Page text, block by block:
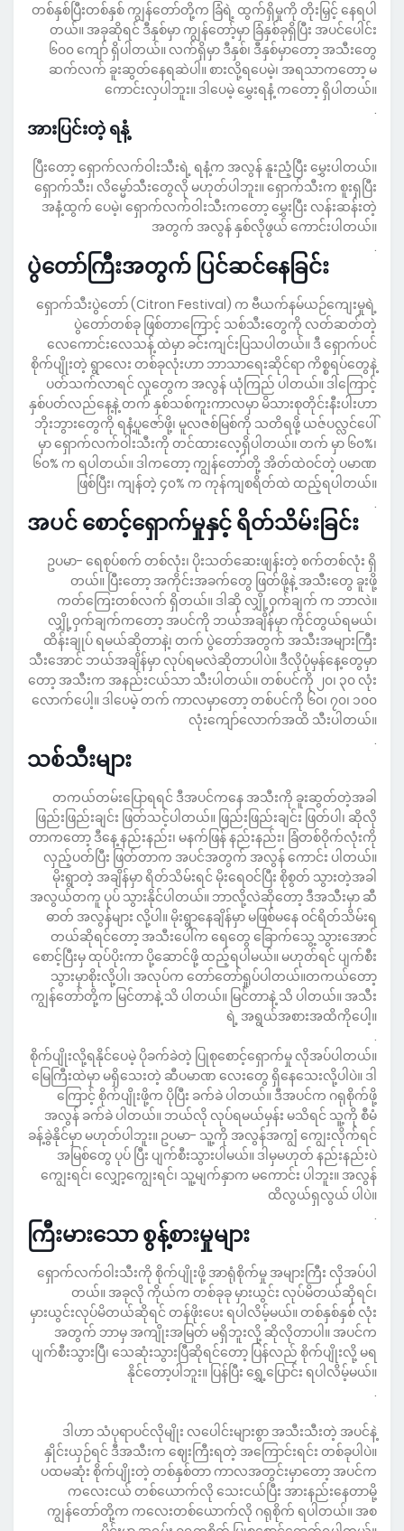
တစ်နှစ်ပြီးတစ်နှစ် ကျွန်တော်တို့က ခြံရဲ့ ထွက်ရှိမှုကို တိုးမြှင့် နေရပါ
တယ်။ အခုဆိုရင် ဒီနှစ်မှာ ကျွန်တော့်မှာ ခြံနှစ်ခုရှိပြီး အပင်ပေါင်း
၆၀၀ ကျော် ရှိပါတယ်။ လက်ရှိမှာ ဒီနှစ်၊ ဒီနှစ်မှာတော့ အသီးတွေ
ဆက်လက် ခူးဆွတ်နေရဆဲပါ။ စားလို့ရပေမဲ့၊ အရသာကတော့ မ
ကောင်းလှပါဘူး။ ဒါပေမဲ့ မွှေးရနံ့ ကတော့ ရှိပါတယ်။
.
အားပြင်းတဲ့ ရနံ့
ပြီးတော့ ရှောက်လက်ဝါးသီးရဲ့ ရနံ့က အလွန် နူးညံ့ပြီး မွှေးပါတယ်။
ရှောက်သီး၊ လိမ္မော်သီးတွေလို မဟုတ်ပါဘူး။ ရှောက်သီးက စူးရှပြီး
အနံ့ထွက် ပေမဲ့၊ ရှောက်လက်ဝါးသီးကတော့ မွှေးပြီး လန်းဆန်းတဲ့
အတွက် အလွန် နှစ်လိုဖွယ် ကောင်းပါတယ်။
.
ပွဲတော်ကြီးအတွက် ပြင်ဆင်နေခြင်း
ရှောက်သီးပွဲတော် (Citron Festival) က ဗီယက်နမ်ယဉ်ကျေးမှုရဲ့
ပွဲတော်တစ်ခု ဖြစ်တာကြောင့် သစ်သီးတွေကို လတ်ဆတ်တဲ့
လေကောင်းလေသန့် ထဲမှာ ခင်းကျင်းပြသပါတယ်။ ဒီ ရှောက်ပင်
စိုက်ပျိုးတဲ့ ရွာလေး တစ်ခုလုံးဟာ ဘာသာရေးဆိုင်ရာ ကိစ္စရပ်တွေနဲ့
ပတ်သက်လာရင် လူတွေက အလွန် ယုံကြည် ပါတယ်။ ဒါကြောင့်
နှစ်ပတ်လည်နေ့နဲ့ တက် နှစ်သစ်ကူးကာလမှာ မိသားစုတိုင်းနီးပါးဟာ
ဘိုးဘွားတွေကို ရနံ့ပူဇော်ဖို့၊ မူလဇစ်မြစ်ကို သတိရဖို့ ယဇ်ပလ္လင်ပေါ်
မှာ ရှောက်လက်ဝါးသီးကို တင်ထားလေ့ရှိပါတယ်။ တက် မှာ ၆၀%၊
၆၀% က ရပါတယ်။ ဒါကတော့ ကျွန်တော်တို့ အိတ်ထဲဝင်တဲ့ ပမာဏ
ဖြစ်ပြီး၊ ကျန်တဲ့ ၄၀% က ကုန်ကျစရိတ်ထဲ ထည့်ရပါတယ်။
.
အပင် စောင့်ရှောက်မှုနှင့် ရိတ်သိမ်းခြင်း
ဥပမာ- ရေစုပ်စက် တစ်လုံး၊ ပိုးသတ်ဆေးဖျန်းတဲ့ စက်တစ်လုံး ရှိ
တယ်။ ပြီးတော့ အကိုင်းအခက်တွေ ဖြတ်ဖို့နဲ့ အသီးတွေ ခူးဖို့
ကတ်ကြေးတစ်လက် ရှိတယ်။ ဒါဆို လျှို့ဝှက်ချက် က ဘာလဲ။
လျှို့ဝှက်ချက်ကတော့ အပင်ကို ဘယ်အချိန်မှာ ကိုင်တွယ်ရမယ်၊
ထိန်းချုပ် ရမယ်ဆိုတာနဲ့၊ တက် ပွဲတော်အတွက် အသီးအများကြီး
သီးအောင် ဘယ်အချိန်မှာ လုပ်ရမလဲဆိုတာပါပဲ။ ဒီလိုပုံမှန်နေ့တွေမှာ
တော့ အသီးက အနည်းငယ်သာ သီးပါတယ်။ တစ်ပင်ကို ၂၀၊ ၃၀ လုံး
လောက်ပေါ့။ ဒါပေမဲ့ တက် ကာလမှာတော့ တစ်ပင်ကို ၆၀၊ ၇၀၊ ၁၀၀
လုံးကျော်လောက်အထိ သီးပါတယ်။
.
သစ်သီးများ
တကယ်တမ်းပြောရရင် ဒီအပင်ကနေ အသီးကို ခူးဆွတ်တဲ့အခါ
ဖြည်းဖြည်းချင်း ဖြတ်သင့်ပါတယ်။ ဖြည်းဖြည်းချင်း ဖြတ်ပါ၊ ဆိုလို
တာကတော့ ဒီနေ့ နည်းနည်း၊ မနက်ဖြန် နည်းနည်း၊ ခြံတစ်ဝိုက်လုံးကို
လှည့်ပတ်ပြီး ဖြတ်တာက အပင်အတွက် အလွန် ကောင်း ပါတယ်။
မိုးရွာတဲ့ အချိန်မှာ ရိတ်သိမ်းရင် မိုးရေဝင်ပြီး စိုစွတ် သွားတဲ့အခါ
အလွယ်တကူ ပုပ် သွားနိုင်ပါတယ်။ ဘာလို့လဲဆိုတော့ ဒီအသီးမှာ ဆီ
ဓာတ် အလွန်များ လို့ပါ။ မိုးရွာနေချိန်မှာ မဖြစ်မနေ ဝင်ရိတ်သိမ်းရ
တယ်ဆိုရင်တော့ အသီးပေါ်က ရေတွေ ခြောက်သွေ့ သွားအောင်
စောင့်ပြီးမှ ထုပ်ပိုးကာ ပို့ဆောင်ဖို့ ထည့်ရပါမယ်။ မဟုတ်ရင် ပျက်စီး
သွားမှာစိုးလို့ပါ၊ အလုပ်က တော်တော်ရှုပ်ပါတယ်။တကယ်တော့
ကျွန်တော်တို့က မြင်တာနဲ့ သိ ပါတယ်။ မြင်တာနဲ့ သိ ပါတယ်။ အသီး
ရဲ့ အရွယ်အစားအထိကိုပေါ့။
.
စိုက်ပျိုးလို့ရနိုင်ပေမဲ့ ပိုခက်ခဲတဲ့ ပြုစုစောင့်ရှောက်မှု လိုအပ်ပါတယ်။
မြေကြီးထဲမှာ မရှိသေးတဲ့ ဆီပမာဏ လေးတွေ ရှိနေသေးလို့ပါပဲ။ ဒါ
ကြောင့် စိုက်ပျိုးဖို့က ပိုပြီး ခက်ခဲ ပါတယ်။ ဒီအပင်က ဂရုစိုက်ဖို့
အလွန် ခက်ခဲ ပါတယ်။ ဘယ်လို လုပ်ရမယ်မှန်း မသိရင် သူ့ကို စီမံ
ခန့်ခွဲနိုင်မှာ မဟုတ်ပါဘူး။ ဥပမာ- သူ့ကို အလွန်အကျွံ ကျွေးလိုက်ရင်
အမြစ်တွေ ပုပ် ပြီး ပျက်စီးသွားပါမယ်။ ဒါမှမဟုတ် နည်းနည်းပဲ
ကျွေးရင်၊ လျှော့ကျွေးရင်၊ သူ့မျက်နှာက မကောင်း ပါဘူး။ အလွန်
ထိလွယ်ရှလွယ် ပါပဲ။
.
ကြီးမားသော စွန့်စားမှုများ
ရှောက်လက်ဝါးသီးကို စိုက်ပျိုးဖို့ အာရုံစိုက်မှု အများကြီး လိုအပ်ပါ
တယ်။ အခုလို ကိုယ်က တစ်ခုခု မှားယွင်း လုပ်မိတယ်ဆိုရင်၊
မှားယွင်းလုပ်မိတယ်ဆိုရင် တန်ဖိုးပေး ရပါလိမ့်မယ်။ တစ်နှစ်နှစ် လုံး
အတွက် ဘာမှ အကျိုးအမြတ် မရှိဘူးလို့ ဆိုလိုတာပါ။ အပင်က
ပျက်စီးသွားပြီ၊ သေဆုံးသွားပြီဆိုရင်တော့ ပြန်လည် စိုက်ပျိုးလို့ မရ
နိုင်တော့ပါဘူး။ ပြန်ပြီး ရွှေ့ပြောင်း ရပါလိမ့်မယ်။
.
ဒါဟာ သံပုရာပင်လိုမျိုး လပေါင်းများစွာ အသီးသီးတဲ့ အပင်နဲ့
နှိုင်းယှဉ်ရင် ဒီအသီးက ဈေးကြီးရတဲ့ အကြောင်းရင်း တစ်ခုပါပဲ။
ပထမဆုံး စိုက်ပျိုးတဲ့ တစ်နှစ်တာ ကာလအတွင်းမှာတော့ အပင်က
ကလေးငယ် တစ်ယောက်လို သေးငယ်ပြီး အားနည်းနေတာမို့
ကျွန်တော်တို့က ကလေးတစ်ယောက်လို ဂရုစိုက် ရပါတယ်။ အစ